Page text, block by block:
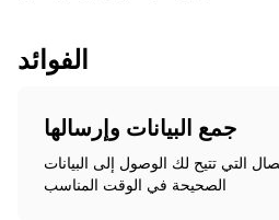
الفوائد
جمع البيانات وإرسالها
التي تتيح لك الوصول إلى البيانات
الصحيحة في الوقت المناسب